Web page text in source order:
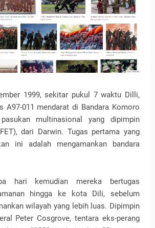
1999, sekitar pukul 7 waktu Dilli,
A97-011 mendarat di Bandara Komoro
multinasional yang dipimpin
dari Darwin. Tugas pertama yang
ini adalah mengamankan bandara
hari kemudian mereka bertugas
hingga ke kota Dili, sebelum
wilayah yang lebih luas. Dipimpin
Peter Cosgrove, tentara eks-perang